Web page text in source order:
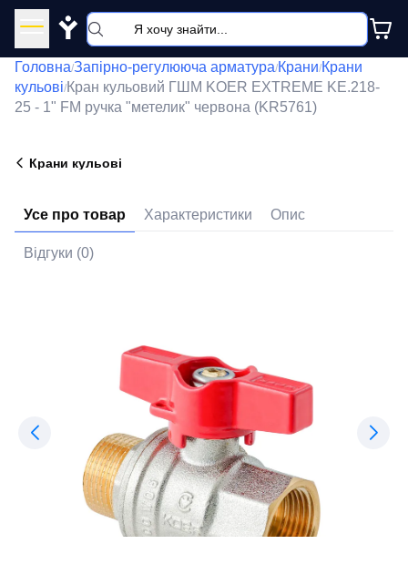
Y
Головна/Запірно-регулююча арматура/Крани/Крани
кульові/Кран кульовий ГШМ KOER EXTREME KE.218-
25 - 1" FM ручка "метелик" червона (KR5761)
Крани кульові
Усе про товар Характеристики Опис
Відгуки (0)